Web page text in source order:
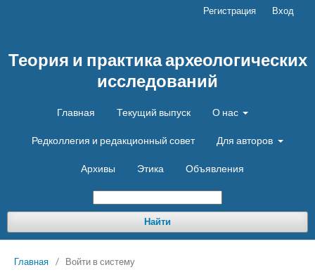
Теория и практика археологических
исследований
Главная Текущий выпуск О нас
Редколлегия и редакционный совет Для авторов
Архивы Этика Объявления
Найти
Регистрация Вход
Главная / Войти в систему